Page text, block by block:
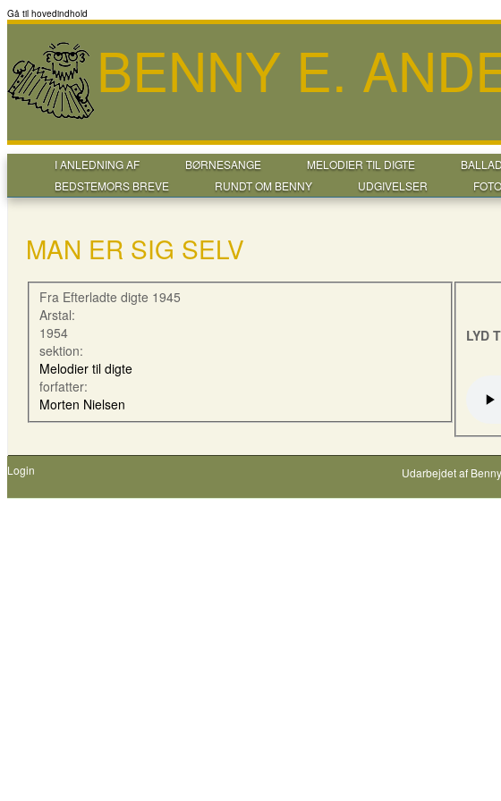
Gå til hovedindhold
BENNY E.
I ANLEDNING AF BØRNESANGE MELODIER TIL DIGTE
BEDSTEMORS BREVE
RUNDT OM BENNY UDGIVELSER
MAN ER SIG SELV
Fra Efterladte digte 1945
Arstal:
1954
sektion:
Melodier til digte
forfatter:
Morten Nielsen
LYD
Login Udarbejdet af